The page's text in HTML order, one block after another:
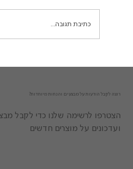
כתיבת תגובה...
רוצה לקבל הודעות על מבצעים והנחות מיוחדות?
הצטרפו לרשימה שלנו כדי לקבל
ועדכונים על מוצרים חדשים